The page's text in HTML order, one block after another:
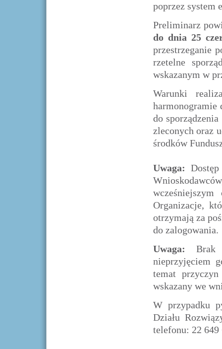
poprzez system
Preliminarz
do dnia 25
przestrzeganie
rzetelne
wskazanym w
Warunki
harmonogramie
do
zleconych oraz
środków
Uwaga:
Organizacje,
otrzymają za
do zalogowania.
Uwaga: Brak
nieprzyjęciem
temat
wskazany we
W przypadku
Działu
telefonu: 22 649